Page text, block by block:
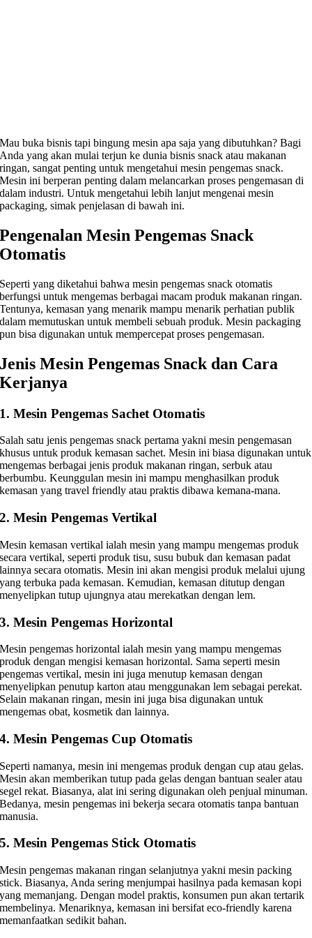
Mau buka bisnis tapi bingung mesin apa saja yang dibutuhkan? Bagi
Anda yang akan mulai terjun ke dunia bisnis snack atau makanan
ringan, sangat penting untuk mengetahui mesin pengemas snack.
Mesin ini berperan penting dalam melancarkan proses pengemasan di
dalam industri. Untuk mengetahui lebih lanjut mengenai mesin
packaging, simak penjelasan di bawah ini.
Pengenalan Mesin Pengemas Snack
Otomatis
Seperti yang diketahui bahwa mesin pengemas snack otomatis
berfungsi untuk mengemas berbagai macam produk makanan ringan.
Tentunya, kemasan yang menarik mampu menarik perhatian publik
dalam memutuskan untuk membeli sebuah produk. Mesin packaging
pun bisa digunakan untuk mempercepat proses pengemasan.
Jenis Mesin Pengemas Snack dan Cara
Kerjanya
1. Mesin Pengemas Sachet Otomatis
Salah satu jenis pengemas snack pertama yakni mesin pengemasan
khusus untuk produk kemasan sachet. Mesin ini biasa digunakan untuk
mengemas berbagai jenis produk makanan ringan, serbuk atau
berbumbu. Keunggulan mesin ini mampu menghasilkan produk
kemasan yang travel friendly atau praktis dibawa kemana-mana.
2. Mesin Pengemas Vertikal
Mesin kemasan vertikal ialah mesin yang mampu mengemas produk
secara vertikal, seperti produk tisu, susu bubuk dan kemasan padat
lainnya secara otomatis. Mesin ini akan mengisi produk melalui ujung
yang terbuka pada kemasan. Kemudian, kemasan ditutup dengan
menyelipkan tutup ujungnya atau merekatkan dengan lem.
3. Mesin Pengemas Horizontal
Mesin pengemas horizontal ialah mesin yang mampu mengemas
produk dengan mengisi kemasan horizontal. Sama seperti mesin
pengemas vertikal, mesin ini juga menutup kemasan dengan
menyelipkan penutup karton atau menggunakan lem sebagai perekat.
Selain makanan ringan, mesin ini juga bisa digunakan untuk
mengemas obat, kosmetik dan lainnya.
4. Mesin Pengemas Cup Otomatis
Seperti namanya, mesin ini mengemas produk dengan cup atau gelas.
Mesin akan memberikan tutup pada gelas dengan bantuan sealer atau
segel rekat. Biasanya, alat ini sering digunakan oleh penjual minuman.
Bedanya, mesin pengemas ini bekerja secara otomatis tanpa bantuan
manusia.
5. Mesin Pengemas Stick Otomatis
Mesin pengemas makanan ringan selanjutnya yakni mesin packing
stick. Biasanya, Anda sering menjumpai hasilnya pada kemasan kopi
yang memanjang. Dengan model praktis, konsumen pun akan tertarik
membelinya. Menariknya, kemasan ini bersifat eco-friendly karena
memanfaatkan sedikit bahan.